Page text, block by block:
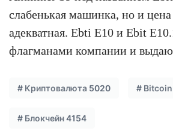
слабенькая машинка, но и
адекватная. Ebti E10 и Ebit
флагманами компании и
# Криптовалюта 5020 # Bitcoin
# Блокчейн4154